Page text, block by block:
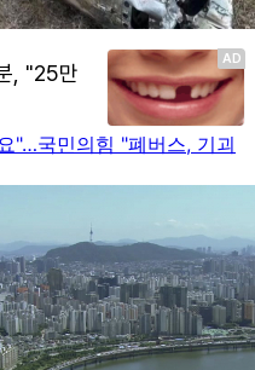
"…국민의힘 "폐버스, 기괴